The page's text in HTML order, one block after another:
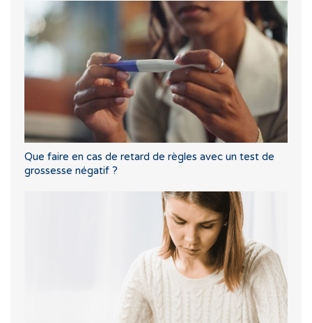
Que faire en cas de retard de règles avec un test de
grossesse négatif ?